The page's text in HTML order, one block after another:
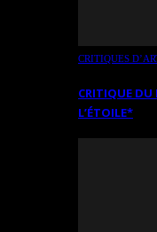
CRITIQUES
CRITIQUE DU
L’ÉTOILE*